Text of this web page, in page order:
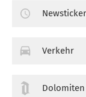
Newsticker
Verkehr
Dolomiten